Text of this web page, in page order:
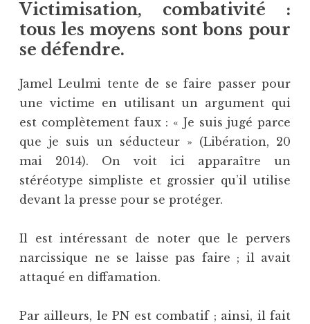
Victimisation, combativité :
tous les moyens sont bons pour
se défendre.
Jamel Leulmi tente de se faire passer pour
une victime en utilisant un argument qui
est complètement faux : « Je suis jugé parce
que je suis un séducteur » (Libération, 20
mai 2014). On voit ici apparaître un
stéréotype simpliste et grossier qu’il utilise
devant la presse pour se protéger.
Il est intéressant de noter que le pervers
narcissique ne se laisse pas faire ; il avait
attaqué en diffamation.
Par ailleurs, le PN est combatif ; ainsi, il fait